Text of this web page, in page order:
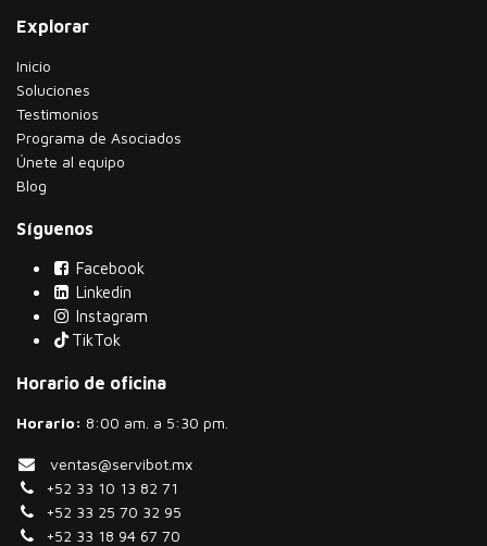
Explorar
Inicio
Soluciones
Testimonios
​Programa de Asociados
Únete al equipo
Blog
Síguenos
Facebook
Linkedin
Instagram
TikTok
Horario de oficina
Horario: ​8:00 am. a 5:30 pm.
ventas@servibot.mx
+52 33 10 13 82 71
+52 33 25 70 32 95
+52 33 18 94 67 70